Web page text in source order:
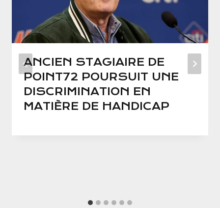
ANCIEN STAGIAIRE DE
POINT72 POURSUIT UNE
DISCRIMINATION EN
MATIÈRE DE HANDICAP